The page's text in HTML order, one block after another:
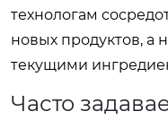
технологам
новых продуктов, а
текущими
Часто